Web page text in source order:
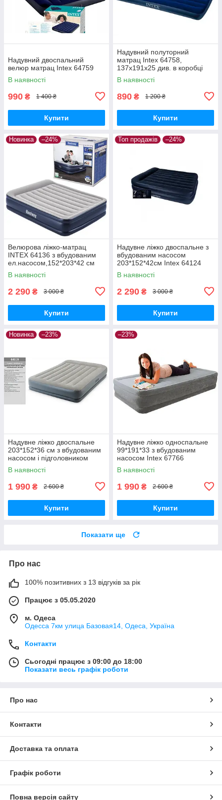
Надувний двоспальний
велюр матрац Intex 64759
В наявності
990 ₴ 1 400 ₴
Купити
Надувний полуторний
матрац Intex 64758,
137х191х25 див. в коробці
В наявності
890 ₴ 1 200 ₴
Купити
Новинка –24%
Велюрова ліжко-матрац
INTEX 64136 з вбудованим
ел.насосом,152*203*42 см
В наявності
2 290 ₴ 3 000 ₴
Купити
Топ продажів –24%
Надувне ліжко двоспальне з
вбудованим насосом
203*152*42см Intex 64124
В наявності
2 290 ₴ 3 000 ₴
Купити
Новинка –23%
Надувне ліжко двоспальне
203*152*36 см з вбудованим
насосом і підголовником
Intex 67725
В наявності
1 990 ₴ 2 600 ₴
Купити
–23%
Надувне ліжко односпальне
99*191*33 з вбудованим
насосом Intex 67766
В наявності
1 990 ₴ 2 600 ₴
Купити
Показати ще
Про нас
100% позитивних з 13 відгуків за рік
Працює з 05.05.2020
м. Одеса
Одесса 7км улица Базовая14, Одеса, Україна
Контакти
Сьогодні працює з 09:00 до 18:00
Показати весь графік роботи
Про нас
Контакти
Доставка та оплата
Графік роботи
Повна версія сайту